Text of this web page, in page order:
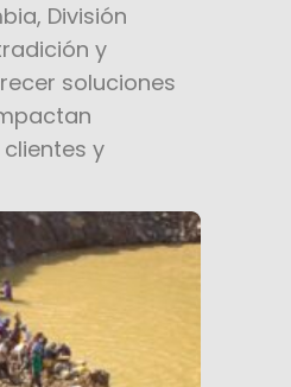
División
y
soluciones
y